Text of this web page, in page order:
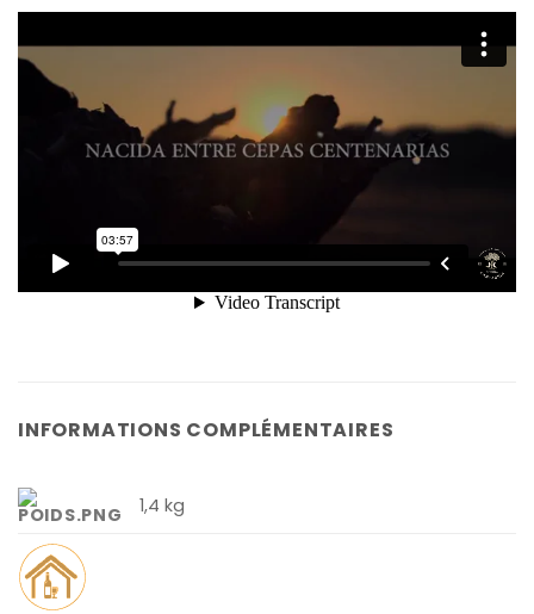
INFORMATIONS COMPLÉMENTAIRES
1,4 kg